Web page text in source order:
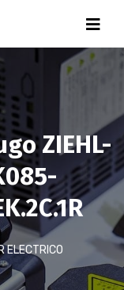
ZIEHL-
ELECTRICO